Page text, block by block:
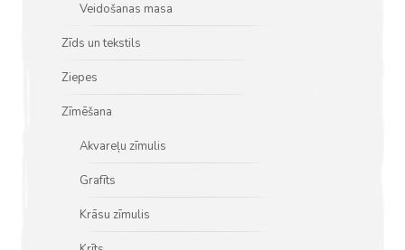
Veidošanas masa
Zīds un tekstils
Ziepes
Zīmēšana
Akvareļu zīmulis
Grafīts
Krāsu zīmulis